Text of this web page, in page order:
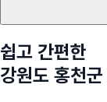
쉽고 간편한
강원도 홍천군